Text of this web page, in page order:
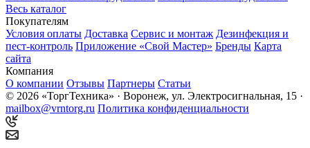
Весь каталог
Покупателям
Условия оплаты Доставка Сервис и монтаж Дезинфекция и
пест-контроль Приложение «Свой Мастер» Бренды Карта
сайта
Компания
О компании Отзывы Партнеры Статьи
© 2026 «ТоргТехника» · Воронеж, ул. Электросигнальная, 15 ·
mailbox@vrntorg.ru Политика конфиденциальности